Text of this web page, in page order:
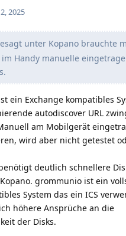
2025
unter Kopano brauchte
Handy manuelle
ein Exchange kompatibles
autodiscover URL
am Mobilgerät
wird aber nicht getestet
deutlich schnellere
grommunio ist ein
System das ein ICS
höhere Ansprüche an die
der Disks.